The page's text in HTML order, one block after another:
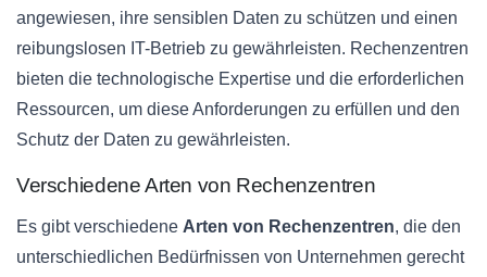
angewiesen, ihre sensiblen Daten zu schützen und einen
reibungslosen IT-Betrieb zu gewährleisten. Rechenzentren
bieten die technologische Expertise und die erforderlichen
Ressourcen, um diese Anforderungen zu erfüllen und den
Schutz der Daten zu gewährleisten.
Verschiedene Arten von Rechenzentren
Es gibt verschiedene Arten von Rechenzentren, die den
unterschiedlichen Bedürfnissen von Unternehmen gerecht